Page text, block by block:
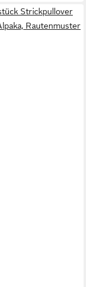
Strickpullover
Rautenmuster